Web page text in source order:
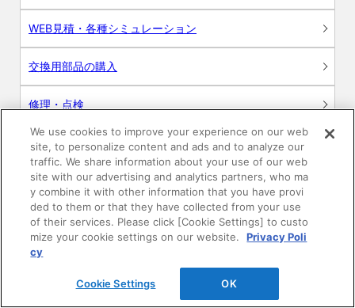
WEB見積・各種シミュレーション
交換用部品の購入
修理・点検
お問い合わせ
ログイン
建築・設計関係者様向けサイト
ユーザー登録サービス
WEB見積システム
We use cookies to improve your experience on our web
site, to personalize content and ads and to analyze our
traffic. We share information about your use of our web
site with our advertising and analytics partners, who ma
y combine it with other information that you have provi
ded to them or that they have collected from your use
of their services. Please click [Cookie Settings] to custo
mize your cookie settings on our website.
Privacy Poli
cy
Cookie Settings OK